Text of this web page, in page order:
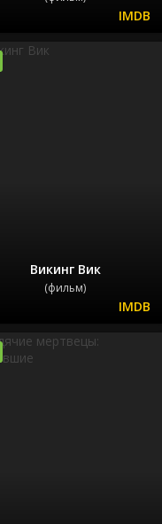
Викинг Вик
(фильм)